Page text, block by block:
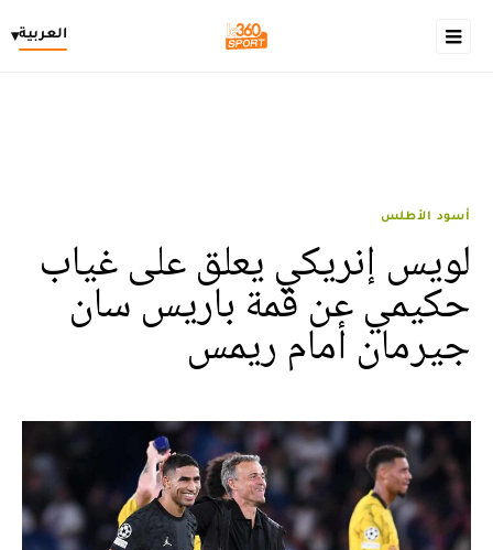
العربية▾
أسود الأطلس
لويس إنريكي يعلق على غياب
حكيمي عن قمة باريس سان
جيرمان أمام ريمس